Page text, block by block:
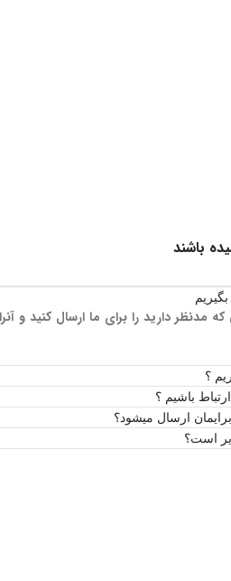
باشند
دارید را برای ما ارسال کنید و
؟
باشیم ؟
ارسال میشود؟
است؟